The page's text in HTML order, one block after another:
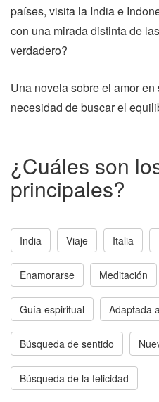
países, visita la India e
con una mirada distinta de
verdadero?
Una novela sobre el amor
necesidad de buscar el
¿Cuáles son
principales?
India Viaje Italia
Enamorarse Meditación
Guía espiritual Adaptada
Búsqueda de sentido
Búsqueda de la felicidad